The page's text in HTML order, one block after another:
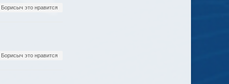
Борисыч это нравится
Борисыч это нравится